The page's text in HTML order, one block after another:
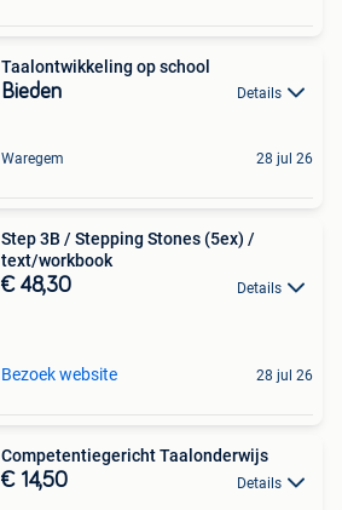
Taalontwikkeling op school
Bieden Details
Waregem 28 jul 26
Step 3B / Stepping Stones (5ex) /
text/workbook
€ 48,30 Details
Bezoek website 28 jul 26
Competentiegericht Taalonderwijs
€ 14,50 Details